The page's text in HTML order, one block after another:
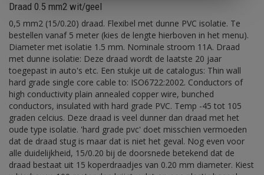
Draad 0.5 mm2 wit/geel
0,5 mm2 (15/0.20) draad. Flexibel met dunne PVC isolatie. Te
bestellen vanaf 5 meter (kies de lengte hierboven in het menu).
Diameter met isolatie 1.5 mm. Nominale stroom 11A. Draad
met dunne isolatie: Deze draad wordt de laatste 20 jaar
toegepast in auto's etc. Een stukje uit de catalogus: Thin wall
hard grade single core cable to: ISO6722:2002. Conductors of
high conductivity plain annealed copper wire, bunched
conductors, insulated with hard grade PVC. Temp -45 tot 105
graden celcius. Deze draad is veel dunner dan draad met het
oude type isolatie. 'hard grade pvc' doet misschien vermoeden
dat de draad stug is maar dat is niet het geval. Nog even voor
alle duidelijkheid, 15/0.20 bij de doorsnede betekend dat de
draad bestaat uit 15 koperdraadjes van 0.20 mm diameter. Kiest